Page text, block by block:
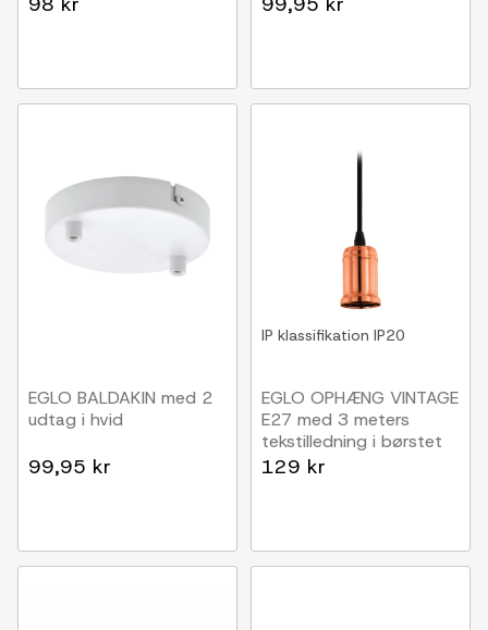
EGLO BALDAKIN med 2
udtag i hvid
99,95 kr
IP klassifikation IP20
EGLO OPHÆNG VINTAGE
E27 med 3 meters
tekstilledning i børstet
kobber
129 kr